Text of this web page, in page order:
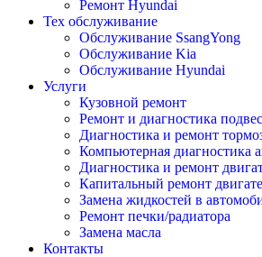
Ремонт Hyundai
Тех обслуживание
Обслуживание SsangYong
Обслуживание Kia
Обслуживание Hyundai
Услуги
Кузовной ремонт
Ремонт и диагностика
Диагностика и ремонт
Компьютерная диагностика
Диагностика и ремонт
Капитальный ремонт
Замена жидкостей в
Ремонт печки/радиатора
Замена масла
Контакты